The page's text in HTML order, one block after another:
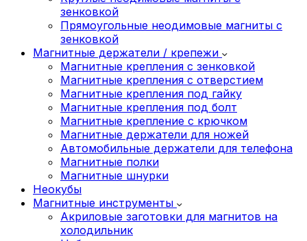
зенковкой
Прямоугольные неодимовые магниты с
зенковкой
Магнитные держатели / крепежи
Магнитные крепления с зенковкой
Магнитные крепления с отверстием
Магнитные крепления под гайку
Магнитные крепления под болт
Магнитные крепление с крючком
Магнитные держатели для ножей
Автомобильные держатели для телефона
Магнитные полки
Магнитные шнурки
Неокубы
Магнитные инструменты
Акриловые заготовки для магнитов на
холодильник